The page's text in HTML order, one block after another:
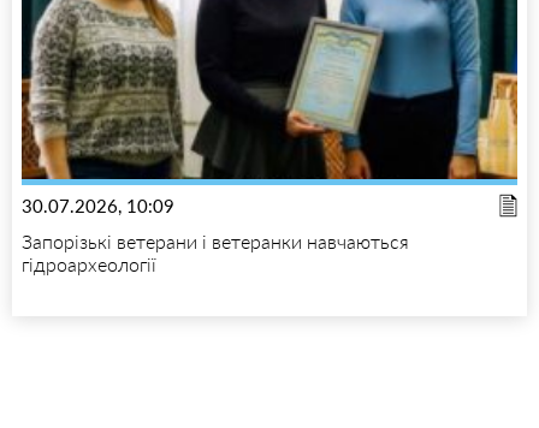
30.07.2026, 10:09
Запорізькі ветерани і ветеранки навчаються
гідроархеології